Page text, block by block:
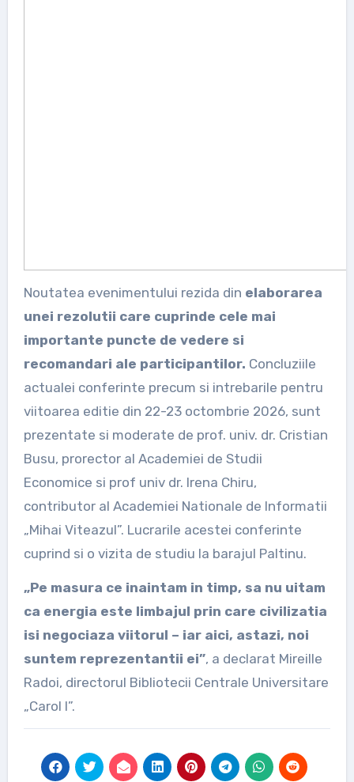
Noutatea evenimentului rezida din elaborarea
unei rezolutii care cuprinde cele mai
importante puncte de vedere si
recomandari ale participantilor. Concluziile
actualei conferinte precum si intrebarile pentru
viitoarea editie din 22-23 octombrie 2026, sunt
prezentate si moderate de prof. univ. dr. Cristian
Busu, prorector al Academiei de Studii
Economice si prof univ dr. Irena Chiru,
contributor al Academiei Nationale de Informatii
„Mihai Viteazul”. Lucrarile acestei conferinte
cuprind si o vizita de studiu la barajul Paltinu.
„Pe masura ce inaintam in timp, sa nu uitam
ca energia este limbajul prin care civilizatia
isi negociaza viitorul – iar aici, astazi, noi
suntem reprezentantii ei”, a declarat Mireille
Radoi, directorul Bibliotecii Centrale Universitare
„Carol I”.